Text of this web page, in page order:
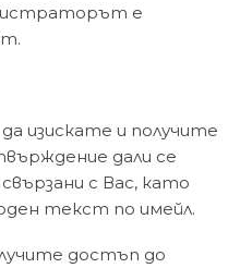
е
изискате и получите
дали се
с Вас, като
текст по имейл.
достъп до